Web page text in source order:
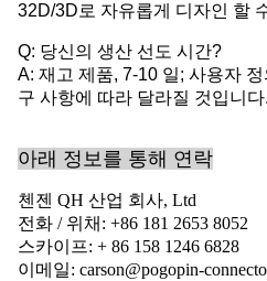
32D/3D로 자유롭게 디자인 할
Q: 당신의 생산 선도 시간?
A: 재고 제품, 7-10 일; 사용자
구 사항에 따라 달라질 것입니다.
아래 정보를 통해 연락
첸젠 QH 산업 회사, Ltd
전화 / 위채: +86 181 2653 8052
스카이프: + 86 158 1246 6828
이메일: carson@pogopin-